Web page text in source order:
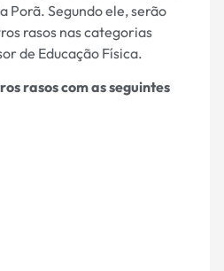
Porã. Segundo ele, serão
rasos nas categorias
de Educação Física.
rasos com as seguintes